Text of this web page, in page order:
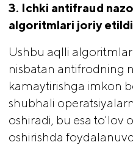
3. Ichki antifraud
algoritmlari joriy etildi
Ushbu aqlli
nisbatan antifrodning
kamaytirishga imkon
shubhali
oshiradi, bu esa to'lov
oshirishda